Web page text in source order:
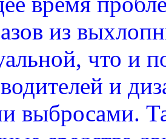
из
что и
и
выбросами.